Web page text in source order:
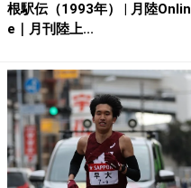
根駅伝（1993年） | 月陸Onlin
e｜月刊陸上...